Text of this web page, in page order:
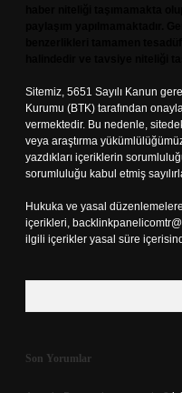
Sitemiz, 5651 Sayılı Kanun
Kurumu (BTK) tarafından
vermektedir. Bu nedenle,
veya araştırma
yazdıkları içeriklerin
sorumluluğu kabul etmiş
Hukuka ve yasal
içerikleri,
ilgili içerikler yasal süre
Son Yorumlar